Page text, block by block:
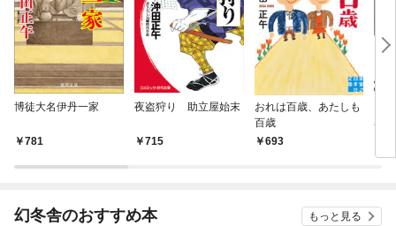
博徒大名伊丹一家
781
夜盗狩り 助立屋始末
715
おれは百歳、あたしも
百歳
693
名
幻冬舎のおすすめ本 もっと見る